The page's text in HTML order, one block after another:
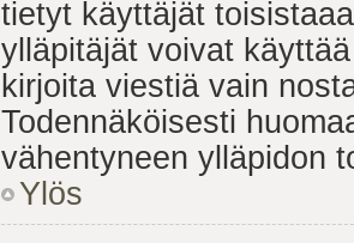
tietyt käyttäjät
ylläpitäjät voivat
kirjoita viestiä vain
Todennäköisesti
vähentyneen ylläpidon
Ylös